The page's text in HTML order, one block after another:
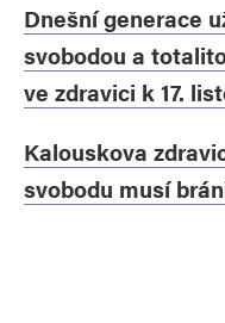
Dnešní generace
svobodou a
ve zdravici k 17.
Kalouskova
svobodu musí